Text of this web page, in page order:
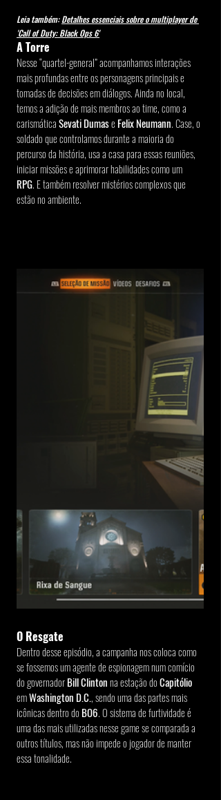
Leia também: Detalhes essenciais sobre o multiplayer de
'Call of Duty: Black Ops 6'
A Torre
Nesse “quartel-general” acompanhamos interações
mais profundas entre os personagens principais e
tomadas de decisões em diálogos. Ainda no local,
temos a adição de mais membros ao time, como a
carismática Sevati Dumas e Felix Neumann. Case, o
soldado que controlamos durante a maioria do
percurso da história, usa a casa para essas reuniões,
iniciar missões e aprimorar habilidades como um
RPG. E também resolver mistérios complexos que
estão no ambiente.
O Resgate
Dentro desse episódio, a campanha nos coloca como
se fossemos um agente de espionagem num comício
do governador Bill Clinton na estação do Capitólio
em Washington D.C., sendo uma das partes mais
icônicas dentro do BO6. O sistema de furtividade é
uma das mais utilizadas nesse game se comparada a
outros títulos, mas não impede o jogador de manter
essa tonalidade.